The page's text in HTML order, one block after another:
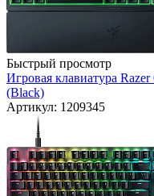
Быстрый просмотр
Игровая клавиатура
(Black)
Артикул: 1209345